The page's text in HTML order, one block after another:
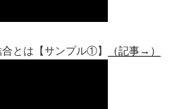
とは【サンプル①】 （記事→）